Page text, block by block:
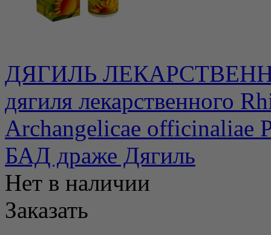
ДЯГИЛЬ
дягиля лекарственного
Archangelicae officinaliae
БАД драже Дягиль
Нет в наличии
Заказать